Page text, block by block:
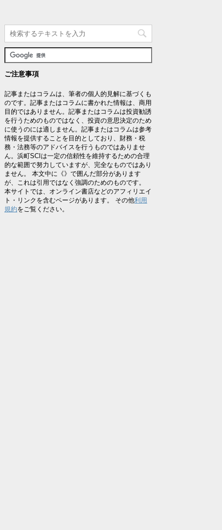
ご注意事項
記事またはコラムは、筆者の個人的見解に基づくも
のです。記事またはコラムに書かれた情報は、商用
目的ではありません。記事またはコラムは投資勧誘
を行うためのものではなく、投資の意思決定のため
に使うのには適しません。記事またはコラムは参考
情報を提供することを目的としており、財務・税
務・法務等のアドバイスを行うものではありませ
ん。浜町SCIは一定の信頼性を維持するための合理
的な範囲で努力していますが、完全なものではあり
ません。 本文中に《》で囲んだ部分があります
が、これは引用ではなく強調のためのものです。
本サイトでは、オンライン書店などのアフィリエイ
ト・リンクを含むページがあります。 その他利用
規約をご覧ください。